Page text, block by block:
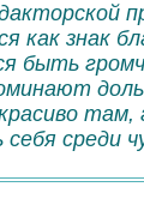
как знак
быть
среди